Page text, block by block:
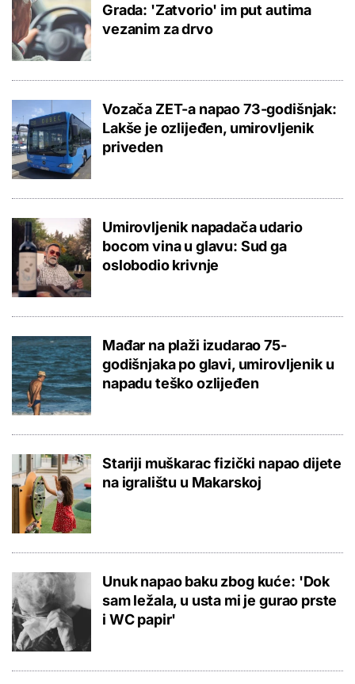
Grada: 'Zatvorio' im put autima
vezanim za drvo
Vozača ZET-a napao 73-godišnjak:
Lakše je ozlijeđen, umirovljenik
priveden
Umirovljenik napadača udario
bocom vina u glavu: Sud ga
oslobodio krivnje
Mađar na plaži izudarao 75-
godišnjaka po glavi, umirovljenik u
napadu teško ozlijeđen
Stariji muškarac fizički napao dijete
na igralištu u Makarskoj
Unuk napao baku zbog kuće: 'Dok
sam ležala, u usta mi je gurao prste
i WC papir'